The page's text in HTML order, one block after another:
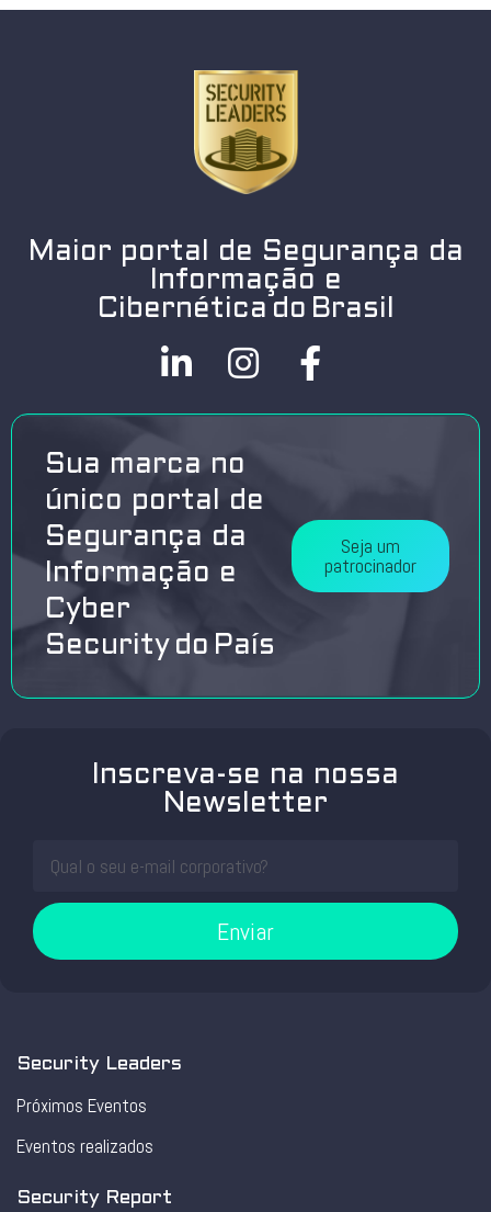
Maior portal de Segurança da
Informação e
Cibernética do Brasil
Sua marca no
único portal de
Segurança da
Informação e
Cyber
Security do País
Seja um
patrocinador
Inscreva-se na nossa
Newsletter
Enviar
Security Leaders
Próximos Eventos
Eventos realizados
Security Report